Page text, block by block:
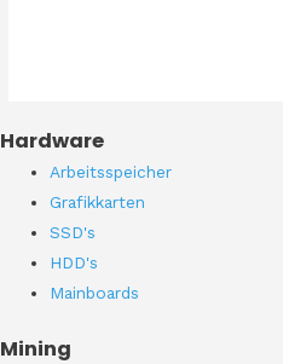
Hardware
Arbeitsspeicher
Grafikkarten
SSD's
HDD's
Mainboards
Mining